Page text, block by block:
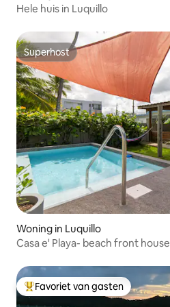
Hele huis in Luquillo
Superhost
Superhost
Woning in Luquillo
Casa e' Playa- beach front house
Topfavoriet van gasten
Favoriet van gasten